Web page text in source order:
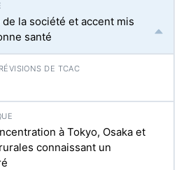
la société et accent mis
santé
à Tokyo, Osaka et
connaissant un